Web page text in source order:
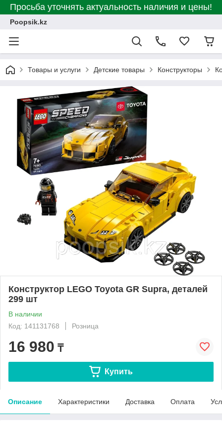
Просьба уточнять актуальность наличия и цены!
Poopsik.kz
Товары и услуги Детские товары Конструкторы
Конструктор LEGO Toyota GR Supra, деталей
299 шт
В наличии
Код: 141131768
Розница
16 980 ₸
Купить
Описание Характеристики Доставка Оплата